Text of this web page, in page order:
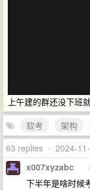
上午建的群还没下班
软考
架构
63 replies • 2024-
x007xyzabc
下半年是啥时候